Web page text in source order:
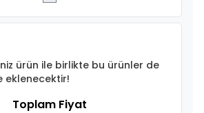
ürün ile birlikte bu ürünler de
eklenecektir!
Toplam Fiyat